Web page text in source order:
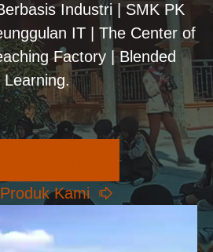
Industri | SMK PK
IT | The Center of
Factory | Blended
Learning.
Kami